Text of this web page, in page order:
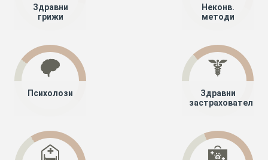
Здравни
грижи
Неконв.
методи
Психолози
Здравни
застрахователи